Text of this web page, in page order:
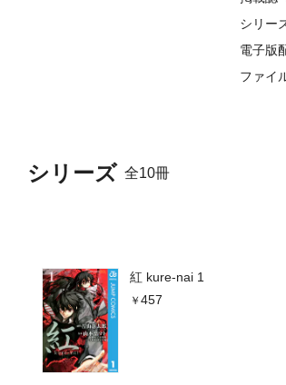
シリーズ 全10冊
紅 kure-nai 1
457
シリー
電子版
ファイ